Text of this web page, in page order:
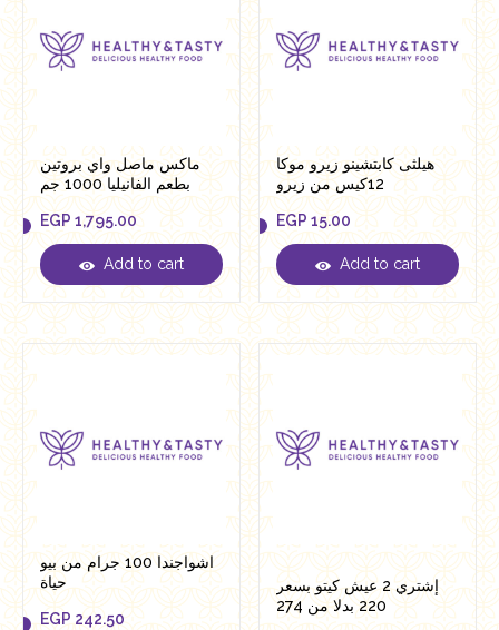
ماكس ماصل واي بروتين
بطعم الفانيليا 1000 جم
EGP 1,795.00
EGP 1,795.00
Add to cart
هيلثى كابتشينو زيرو موكا
12كيس من زيرو
EGP 15.00
EGP 15.00
Add to cart
اشواجندا 100 جرام من بيو
حياة
EGP 242.50
إشتري 2 عيش كيتو بسعر
220 بدلا من 274